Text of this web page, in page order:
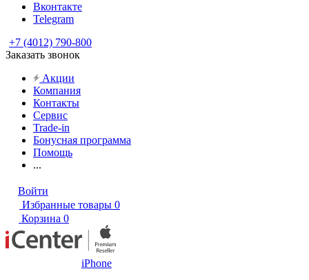
Вконтакте
Telegram
+7 (4012) 790-800
Заказать звонок
Акции
Компания
Контакты
Сервис
Trade-in
Бонусная программа
Помощь
...
Войти
Избранные товары 0
Корзина 0
iPhone